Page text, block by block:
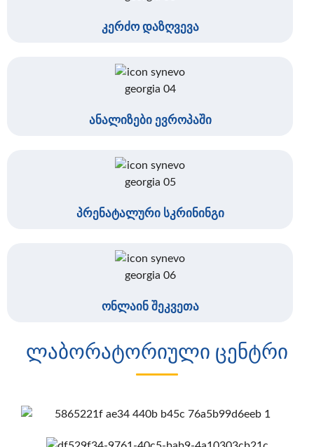
კერძო დაზღვევა
ანალიზები ევროპაში
პრენატალური სკრინინგი
ონლაინ შეკვეთა
ლაბორატორიული ცენტრი